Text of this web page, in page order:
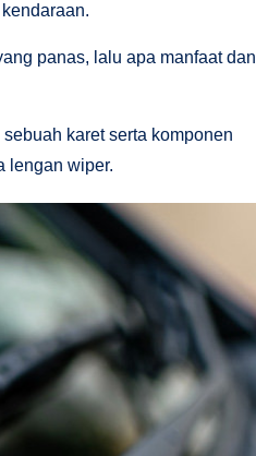
panas, lalu apa manfaat dan
karet serta komponen
lengan wiper.